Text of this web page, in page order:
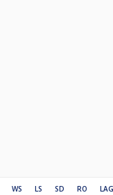
WS LS SD RO